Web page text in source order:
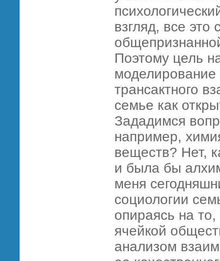
взгляд, все это
Поэтому цель
моделирование
трансактного
семье как
Зададимся
например,
веществ? Нет,
и была бы
меня
социологии
опираясь на
ячейкой
анализом